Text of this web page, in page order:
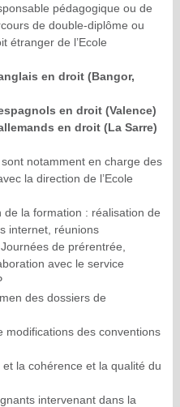
pédagogique ou de
de double-diplôme ou
étranger de l’Ecole
en droit (Bangor,
en droit (Valence)
en droit (La Sarre)
notamment en charge des
la direction de l’Ecole
la formation : réalisation de
internet, réunions
de prérentrée,
avec le service
des dossiers de
modifications des conventions
la cohérence et la qualité du
intervenant dans la